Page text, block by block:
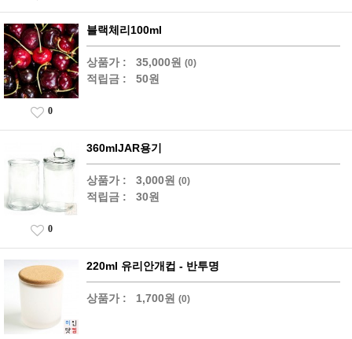
블랙체리100ml
상품가 : 35,000원 (0)
적립금 : 50원
0
360mlJAR용기
상품가 : 3,000원 (0)
적립금 : 30원
0
220ml 유리안개컵 - 반투명
상품가 : 1,700원 (0)